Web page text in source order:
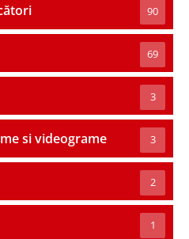
90
69
3
si videograme 3
2
1